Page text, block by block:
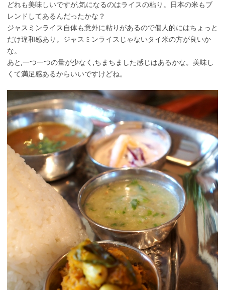
どれも美味しいですが,気になるのはライスの粘り。日本の米もブ
レンドしてあるんだったかな？
ジャスミンライス自体も意外に粘りがあるので個人的にはちょっと
だけ違和感あり。ジャスミンライスじゃないタイ米の方が良いか
な。
あと,一つ一つの量が少なく,ちまちました感じはあるかな。美味し
くて満足感あるからいいですけどね。